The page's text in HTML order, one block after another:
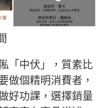
「中伏」，質素比
做個精明消費者，
好功課，選擇銷量